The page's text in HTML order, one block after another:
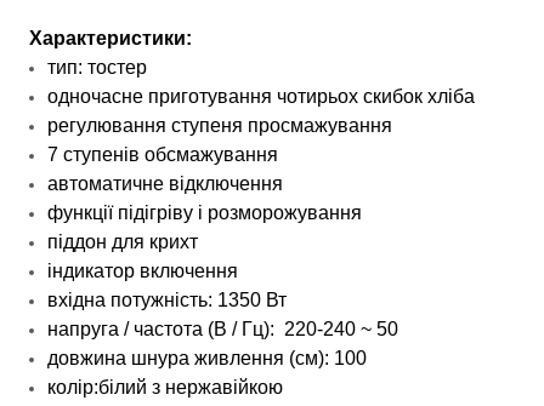
Характеристики:
тип: тостер
одночасне приготування чотирьох скибок хліба
регулювання ступеня просмажування
7 ступенів обсмажування
автоматичне відключення
функції підігріву і розморожування
піддон для крихт
індикатор включення
вхідна потужність: 1350 Вт
напруга / частота (В / Гц): 220-240 ~ 50
довжина шнура живлення (см): 100
колір:білий з нержавійкою